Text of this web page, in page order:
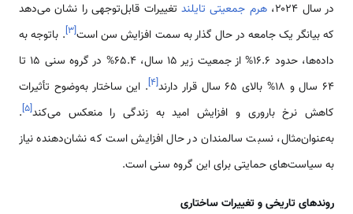
در سال ۲۰۲۴،
هرم جمعیتی تایلند تغییرات قابل‌توجهی را نشان می‌دهد
که بیانگر یک جامعه در حال گذار به سمت افزایش سن است[۳]. باتوجه‌ به
داده‌ها، حدود ۱۶.۶% از جمعیت زیر ۱۵ سال، ۶۵.۴% در گروه سنی ۱۵ تا
۶۴ سال و ۱۸% بالای ۶۵ سال قرار دارند
[۴]. این ساختار به‌وضوح تأثیرات
کاهش نرخ باروری و افزایش امید به زندگی را منعکس می‌کند[۵]
.
به‌عنوان‌مثال، نسبت سالمندان در حال افزایش است که نشان‌دهنده نیاز
به سیاست‌های حمایتی برای این گروه سنی است.
روندهای تاریخی و تغییرات ساختاری